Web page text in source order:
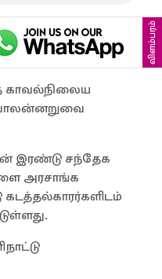
விளம்பரம்
காவல்நிலைய
பொலன்னறுவை
இரண்டு சந்தேக
அரசாங்க